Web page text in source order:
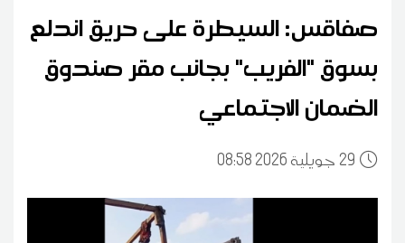
صفاقس: السيطرة على حريق اندلع
بسوق "الفريب" بجانب مقر صندوق
الضمان الاجتماعي
29 08:58 2026 جويلية